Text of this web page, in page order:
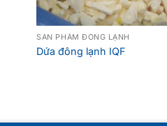
SẢN PHẨM ĐÔNG LẠNH
Dứa đông lạnh IQF